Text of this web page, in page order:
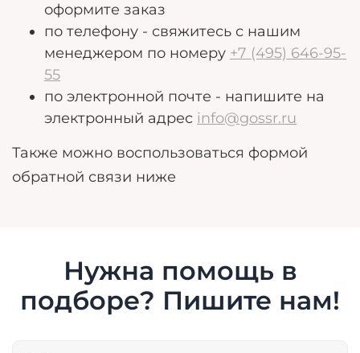
оформите заказ
по телефону - свяжитесь с нашим
менеджером по номеру +7 (495) 646-95-
55
по электронной почте - напишите на
электронный адрес info@gossr.ru
Также можно воспользоваться формой
обратной связи ниже
Нужна помощь в
подборе? Пишите нам!